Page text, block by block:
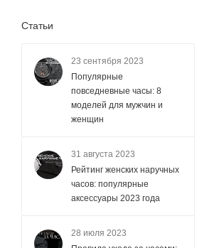
Статьи
23 сентября 2023
Популярные
повседневные часы: 8
моделей для мужчин и
женщин
31 августа 2023
Рейтинг женских наручных
часов: популярные
аксессуары 2023 года
28 июля 2023